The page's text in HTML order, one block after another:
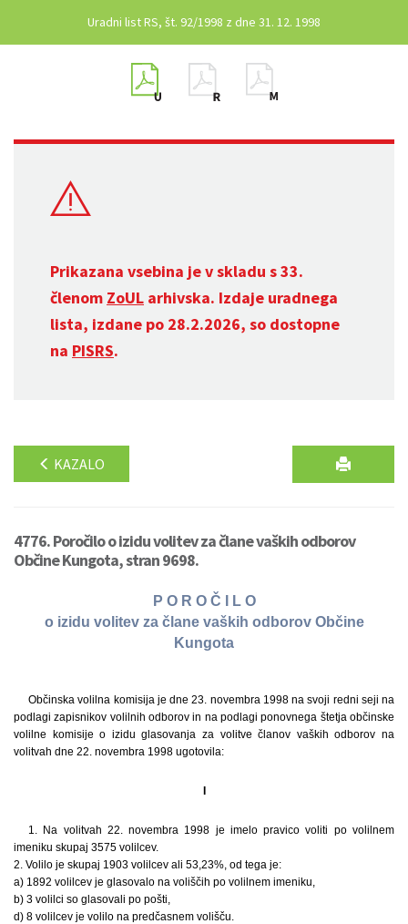
Uradni list RS, št. 92/1998 z dne 31. 12. 1998
Prikazana vsebina je v skladu s 33.
členom ZoUL arhivska. Izdaje uradnega
lista, izdane po 28.2.2026, so dostopne
na PISRS.
KAZALO
4776. Poročilo o izidu volitev za člane vaških odborov
Občine Kungota, stran 9698.
P O R O Č I L O
o izidu volitev za člane vaških odborov Občine
Kungota
Občinska volilna komisija je dne 23. novembra 1998 na svoji redni seji na
podlagi zapisnikov volilnih odborov in na podlagi ponovnega štetja občinske
volilne komisije o izidu glasovanja za volitve članov vaških odborov na
volitvah dne 22. novembra 1998 ugotovila:
I
1. Na volitvah 22. novembra 1998 je imelo pravico voliti po volilnem
imeniku skupaj 3575 volilcev.
2. Volilo je skupaj 1903 volilcev ali 53,23%, od tega je:
a) 1892 volilcev je glasovalo na voliščih po volilnem imeniku,
b) 3 volilci so glasovali po pošti,
d) 8 volilcev je volilo na predčasnem volišču.